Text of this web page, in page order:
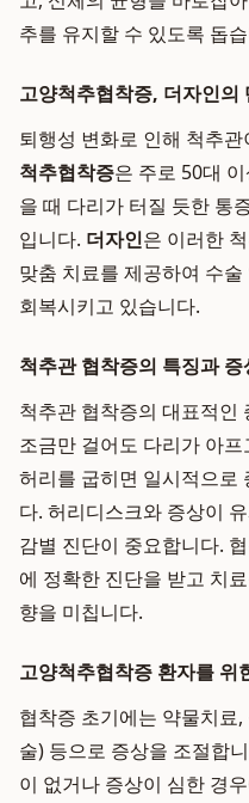
추를 유지할 수 있도록 돕
고양척추협착증, 더자인의
퇴행성 변화로 인해 척추
척추협착증은 주로 50대
을 때 다리가 터질 듯한 통
입니다. 더자인은 이러한
맞춤 치료를 제공하여 수
회복시키고 있습니다.
척추관 협착증의 특징과
척추관 협착증의 대표적인
조금만 걸어도 다리가 아
허리를 굽히면 일시적으로
다. 허리디스크와 증상이
감별 진단이 중요합니다.
에 정확한 진단을 받고 치
향을 미칩니다.
고양척추협착증 환자를 위
협착증 초기에는 약물치료
술) 등으로 증상을 조절합
이 없거나 증상이 심한 경